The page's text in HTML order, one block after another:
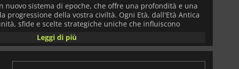
nuovo sistema di epoche, che offre una profondità e una
progressione della vostra civiltà. Ogni Età, dall'Età Antica
sfide e scelte strategiche uniche che influiscono
sullo sviluppo del vostro impero. I risultati ottenuti in
disponibili in quella successiva: risultati eccezionali
nuovi tratti della civiltà o opzioni di costruzione
d'arresto creano interessanti opportunità di recupero e
Leggi di più